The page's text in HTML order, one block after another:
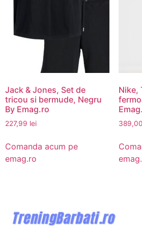
Jack & Jones, Set de
tricou si bermude, Negru
By Emag.ro
227,99 lei
Comanda acum pe
emag.ro
Nike,
389,00